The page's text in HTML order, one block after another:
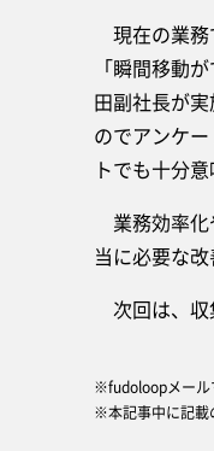
現在の業務
「瞬間移動
田副社長が
のでアンケ
トでも十分
業務効率化
当に必要な
次回は、収
※fudoloopメール
※本記事中に記載